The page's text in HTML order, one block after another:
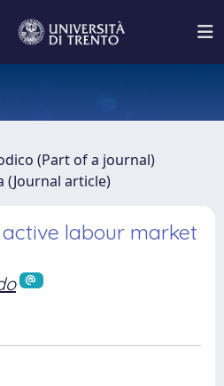
(Part of a journal)
(Journal article)
labour market